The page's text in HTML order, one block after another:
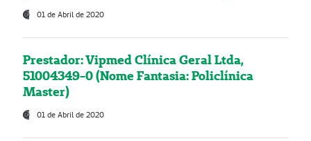
01 de Abril de 2020
Prestador: Vipmed Clínica Geral Ltda,
51004349-0 (Nome Fantasia: Policlínica
Master)
01 de Abril de 2020